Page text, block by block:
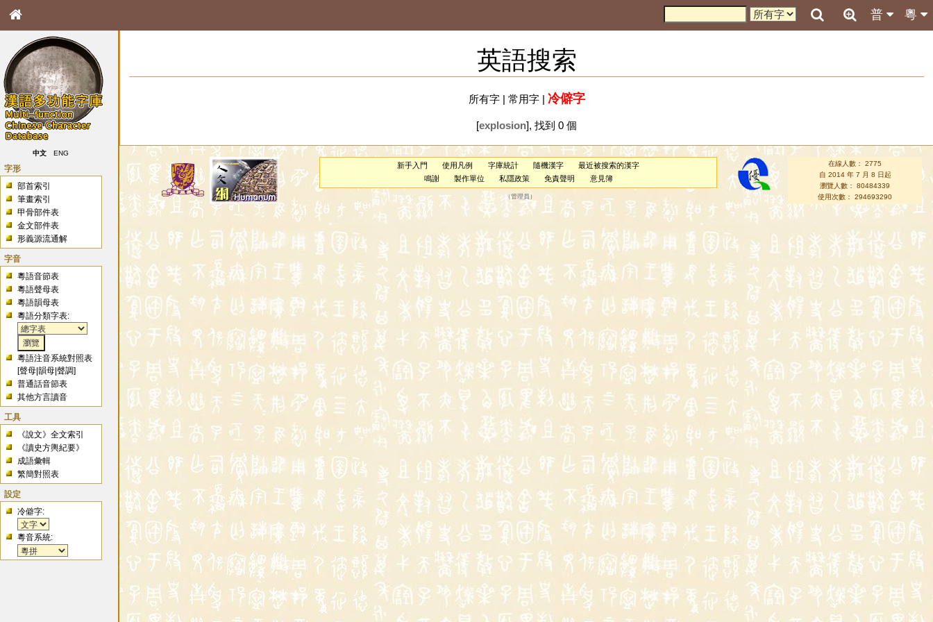
粵
普
中文 ENG
字形
部首索引
筆畫索引
甲骨部件表
金文部件表
形義源流通解
字音
粵語音節表
粵語聲母表
粵語韻母表
粵語分類字表:
粵語注音系統對照表
[聲母 |韻母 |聲調]
普通話音節表
其他方言讀音
工具
《說文》全文索引
《讀史方輿紀要》
成語彙輯
繁簡對照表
設定
冷僻字:
粵音系統:
英語搜索
所有字| 常用字| 冷僻字
[explosion], 找到 0 個
新手入門 使用凡例 字庫統計 隨機漢字
最近被搜索的漢字
鳴謝
製作單位 私隱政策 免責聲明 意見簿
（管理員 ）
在線人數： 2775
自 2014 年 7 月 8 日起
瀏覽人數： 80484339
使用次數： 294693290